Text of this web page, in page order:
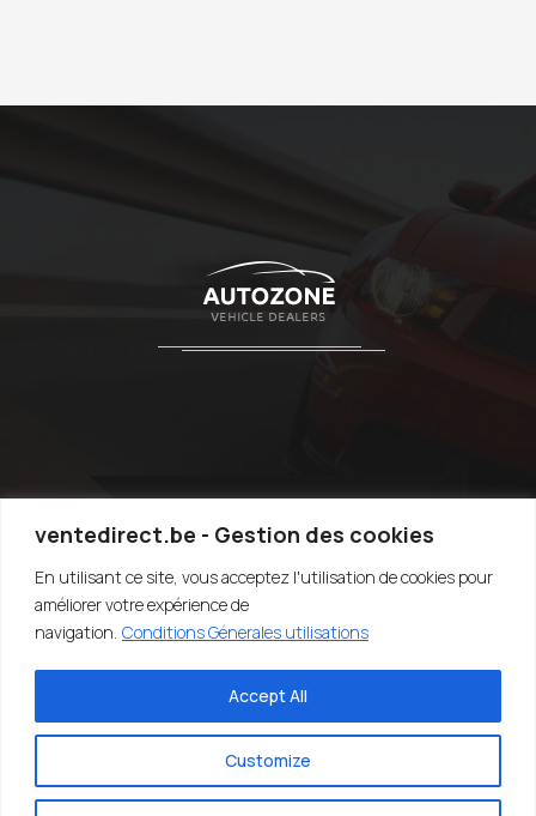
ventedirect.be - Gestion des cookies
En utilisant ce site, vous acceptez l'utilisation de cookies pour
améliorer votre expérience de
navigation. Conditions Génerales utilisations
Customize
Accept All
TOP
©2020-2022 VENTEDIRECT.BE - VENDRE SA VOITURE RAPIDEMENT -
EASY4YOU SRL - TVA:BE0707.767.824 - DESIGN BY SARIUS SRL